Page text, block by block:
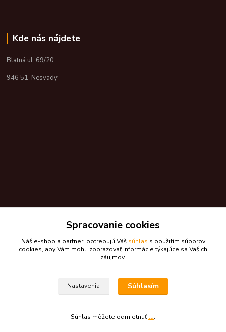
Kde nás nájdete
Blatná ul. 69/20
946 51 Nesvady
Kontakty
+421 948 776 224
Spracovanie cookies
Náš e-shop a partneri potrebujú Váš súhlas s použitím súborov
cookies, aby Vám mohli zobrazovať informácie týkajúce sa Vašich
záujmov.
Nastavenia Súhlasím
Súhlas môžete odmietnuťtu.